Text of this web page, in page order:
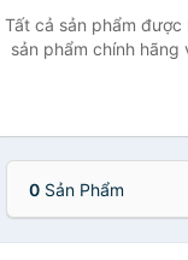
Tất cả sản phẩm
sản phẩm chính
0 Sản Phẩm